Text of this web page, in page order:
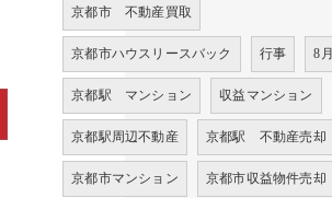
京都市 不動産買取
京都市ハウスリースバック 行事 8月
京都駅 マンション 収益マンション
京都駅周辺不動産 京都駅 不動産売却
京都市マンション 京都市収益物件売却